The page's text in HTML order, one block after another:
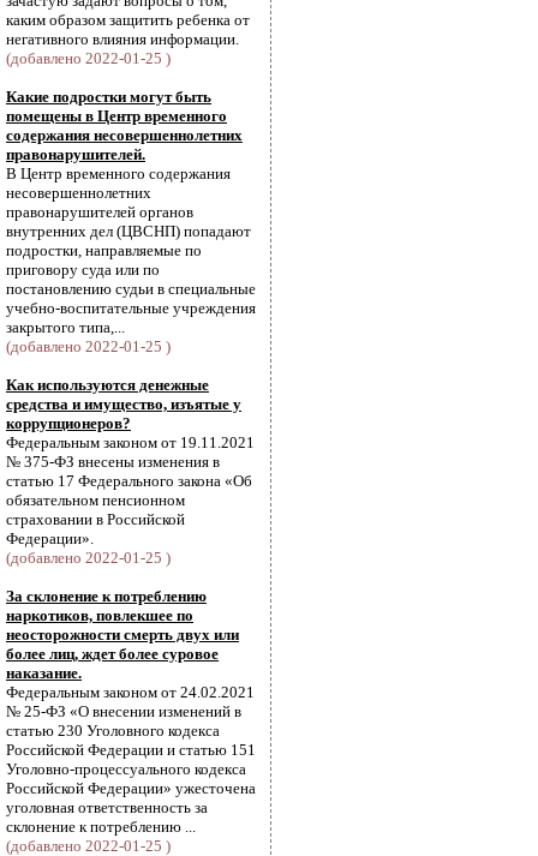
каким образом защитить ребенка от
негативного влияния информации.
(добавлено 2022-01-25 )
Какие подростки могут быть
помещены в Центр временного
содержания несовершеннолетних
правонарушителей.
В Центр временного содержания
несовершеннолетних
правонарушителей органов
внутренних дел (ЦВСНП) попадают
подростки, направляемые по
приговору суда или по
постановлению судьи в специальные
учебно-воспитательные учреждения
закрытого типа,...
(добавлено 2022-01-25 )
Как используются денежные
средства и имущество, изъятые у
коррупционеров?
Федеральным законом от 19.11.2021
№ 375-ФЗ внесены изменения в
статью 17 Федерального закона «Об
обязательном пенсионном
страховании в Российской
Федерации».
(добавлено 2022-01-25 )
За склонение к потреблению
наркотиков, повлекшее по
неосторожности смерть двух или
более лиц, ждет более суровое
наказание.
Федеральным законом от 24.02.2021
№ 25-ФЗ «О внесении изменений в
статью 230 Уголовного кодекса
Российской Федерации и статью 151
Уголовно-процессуального кодекса
Российской Федерации» ужесточена
уголовная ответственность за
склонение к потреблению ...
(добавлено 2022-01-25 )